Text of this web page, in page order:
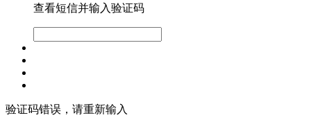
查看短信并输入验证码
验证码错误，请重新输入